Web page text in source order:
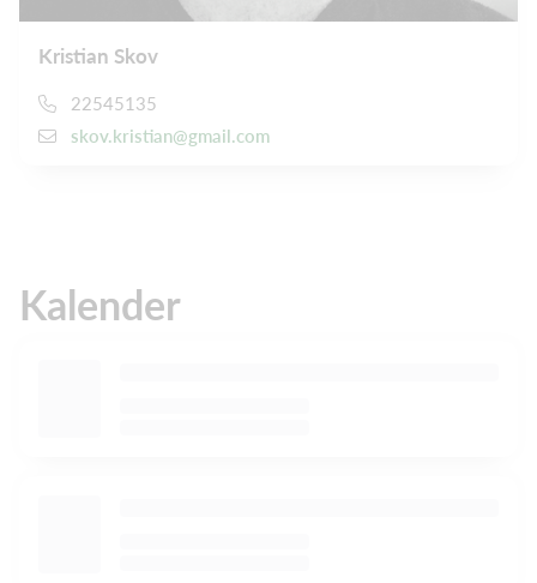
Kristian Skov
22545135
skov.kristian@gmail.com
Kalender